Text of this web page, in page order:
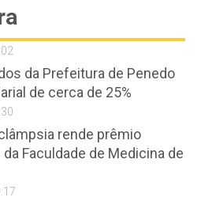
da Prefeitura de Penedo
de cerca de 25%
rende prêmio
Faculdade de Medicina de